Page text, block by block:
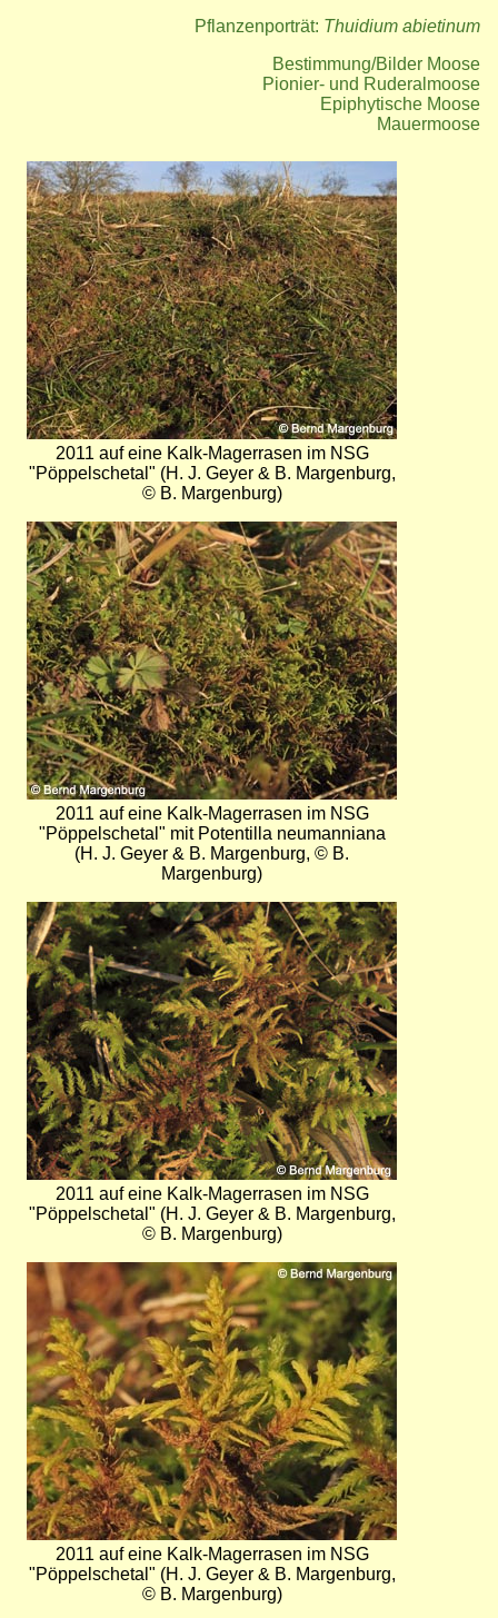
Pflanzenporträt: Thuidium abietinum
Bestimmung/Bilder Moose
Pionier- und Ruderalmoose
Epiphytische Moose
Mauermoose
Bild
2011 auf eine Kalk-Magerrasen im NSG
"Pöppelschetal" (H. J. Geyer & B. Margenburg,
© B. Margenburg)
Bild
2011 auf eine Kalk-Magerrasen im NSG
"Pöppelschetal" mit Potentilla neumanniana
(H. J. Geyer & B. Margenburg, © B.
Margenburg)
Bild
2011 auf eine Kalk-Magerrasen im NSG
"Pöppelschetal" (H. J. Geyer & B. Margenburg,
© B. Margenburg)
Bild
2011 auf eine Kalk-Magerrasen im NSG
"Pöppelschetal" (H. J. Geyer & B. Margenburg,
© B. Margenburg)